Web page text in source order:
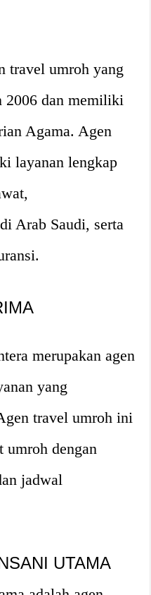
travel umroh yang
2006 dan memiliki
Agama. Agen
layanan lengkap
Arab Saudi, serta
merupakan agen
yang
travel umroh ini
umroh dengan
jadwal
UTAMA